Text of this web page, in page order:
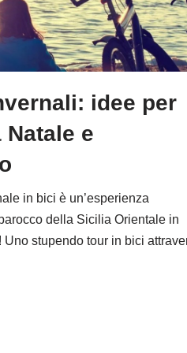
idee per
Natale e
in bici è un’esperienza
della Sicilia Orientale in
Uno stupendo tour in bici